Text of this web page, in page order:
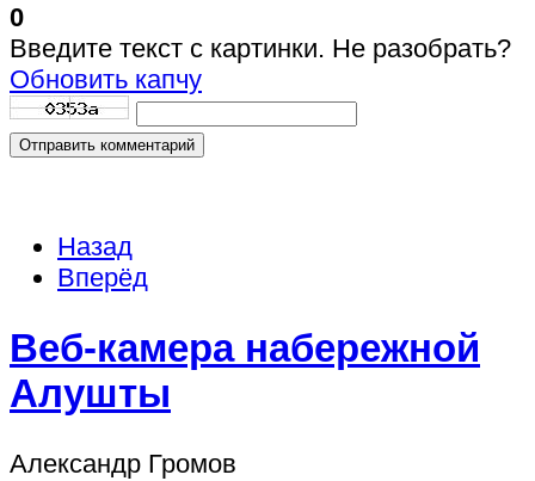
0
Введите текст с картинки. Не разобрать?
Обновить капчу
Отправить комментарий
Назад
Вперёд
Веб-камера набережной
Алушты
Александр Громов